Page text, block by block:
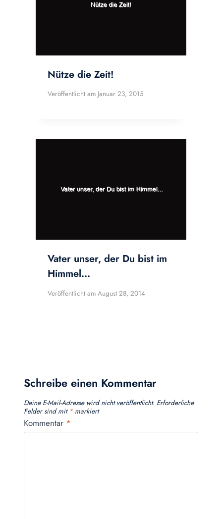
Nütze die Zeit!
Veröffentlicht am Januar 23, 2015
Vater unser, der Du bist im
Himmel…
Veröffentlicht am August 28, 2014
Schreibe einen Kommentar
Deine E-Mail-Adresse wird nicht veröffentlicht. Erforderliche
Felder sind mit *markiert
Kommentar *